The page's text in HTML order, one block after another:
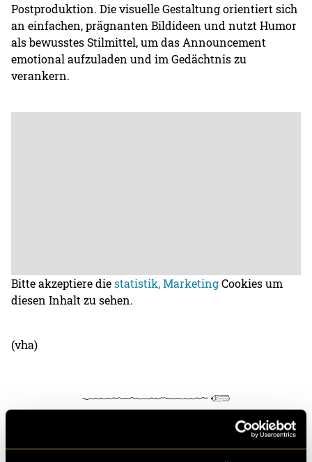
Postproduktion. Die visuelle Gestaltung orientiert sich
an einfachen, prägnanten Bildideen und nutzt Humor
als bewusstes Stilmittel, um das Announcement
emotional aufzuladen und im Gedächtnis zu
verankern.
Bitte akzeptiere diestatistik, MarketingCookies um
diesen Inhalt zu sehen.
(vha)